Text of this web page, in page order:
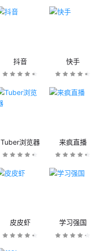
抖音 快手
Tuber浏览器 来疯直播
皮皮虾 学习强国